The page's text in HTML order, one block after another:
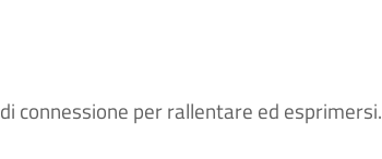
connessione per rallentare ed esprimersi.